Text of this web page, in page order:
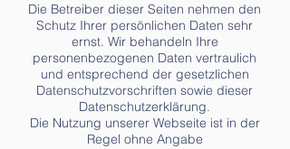
Die Betreiber dieser Seiten nehmen den
Schutz Ihrer persönlichen Daten sehr
ernst. Wir behandeln Ihre
personenbezogenen Daten vertraulich
und entsprechend der gesetzlichen
Datenschutzvorschriften sowie dieser
Datenschutzerklärung.
Die Nutzung unserer Webseite ist in der
Regel ohne Angabe